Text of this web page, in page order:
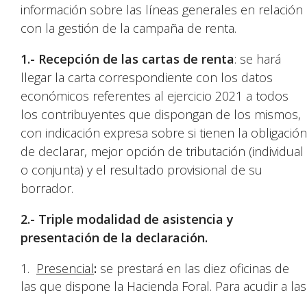
información sobre las líneas generales en relación
con la gestión de la campaña de renta.
1.- Recepción de las cartas de renta: se hará
llegar la carta correspondiente con los datos
económicos referentes al ejercicio 2021 a todos
los contribuyentes que dispongan de los mismos,
con indicación expresa sobre si tienen la obligación
de declarar, mejor opción de tributación (individual
o conjunta) y el resultado provisional de su
borrador.
2.- Triple modalidad de asistencia y
presentación de la declaración.
Presencial: se prestará en las diez oficinas de
las que dispone la Hacienda Foral. Para acudir a las